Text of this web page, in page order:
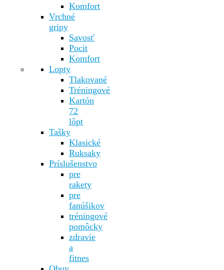
Komfort
Vrchné
gripy
Savosť
Pocit
Komfort
Lopty
Tlakované
Tréningové
Kartón
72
lôpt
Tašky
Klasické
Ruksaky
Príslušenstvo
pre
rakety
pre
fanúšikov
tréningové
pomôcky
zdravie
a
fitnes